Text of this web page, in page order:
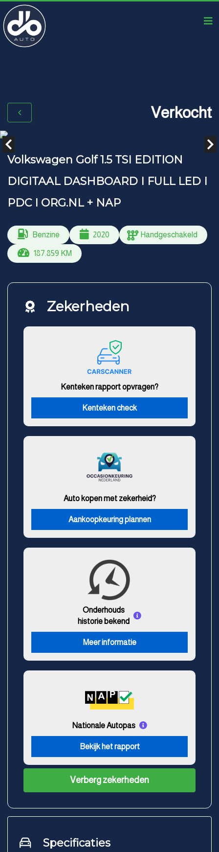
Verkocht
Volkswagen Golf 1.5 TSI EDITION
DIGITAAL DASHBOARD I FULL LED I
PDC I ORG.NL + NAP
Benzine 2020 Handgeschakeld
187.859 KM
Zekerheden
Kenteken rapport opvragen?
Kenteken check
Auto kopen met zekerheid?
Aankoopkeuring plannen
Onderhouds
historie bekend
Meer informatie
Nationale Autopas
Bekijk het rapport
Verberg zekerheden
Specificaties